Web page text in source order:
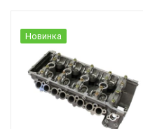
Новинка